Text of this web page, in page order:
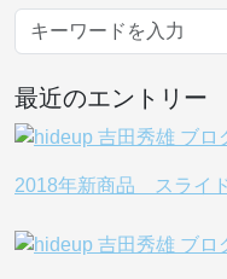
最近のエントリー
2018年新商品 スライ